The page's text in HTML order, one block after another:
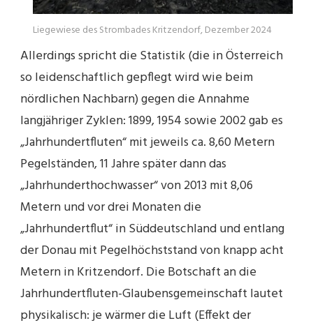
Liegewiese des Strombades Kritzendorf, Dezember 2024
Allerdings spricht die Statistik (die in Österreich
so leidenschaftlich gepflegt wird wie beim
nördlichen Nachbarn) gegen die Annahme
langjähriger Zyklen: 1899, 1954 sowie 2002 gab es
„Jahrhundertfluten“ mit jeweils ca. 8,60 Metern
Pegelständen, 11 Jahre später dann das
„Jahrhunderthochwasser“ von 2013 mit 8,06
Metern und vor drei Monaten die
„Jahrhundertflut“ in Süddeutschland und entlang
der Donau mit Pegelhöchststand von knapp acht
Metern in Kritzendorf. Die Botschaft an die
Jahrhundertfluten-Glaubensgemeinschaft lautet
physikalisch: je wärmer die Luft (Effekt der